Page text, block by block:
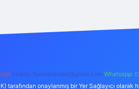
Teams: forumhizmeti@gmail.com Whatsapp:
tarafından onaylanmış bir Yer Sağlayıcı